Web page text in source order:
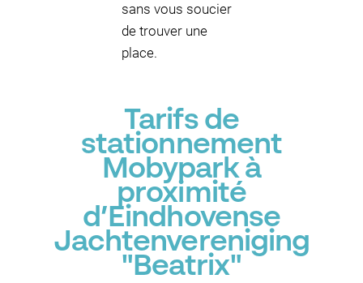
sans vous soucier
de trouver une
place.
Tarifs de
stationnement
Mobypark à
proximité
d’Eindhovense
Jachtenvereniging
"Beatrix"